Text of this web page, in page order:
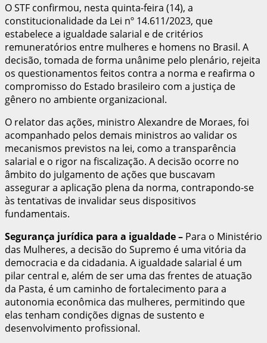
O STF confirmou, nesta quinta-feira (14), a
constitucionalidade da Lei nº 14.611/2023, que
estabelece a igualdade salarial e de critérios
remuneratórios entre mulheres e homens no Brasil. A
decisão, tomada de forma unânime pelo plenário, rejeita
os questionamentos feitos contra a norma e reafirma o
compromisso do Estado brasileiro com a justiça de
gênero no ambiente organizacional.
O relator das ações, ministro Alexandre de Moraes, foi
acompanhado pelos demais ministros ao validar os
mecanismos previstos na lei, como a transparência
salarial e o rigor na fiscalização. A decisão ocorre no
âmbito do julgamento de ações que buscavam
assegurar a aplicação plena da norma, contrapondo-se
às tentativas de invalidar seus dispositivos
fundamentais.
Segurança jurídica para a igualdade – Para o Ministério
das Mulheres, a decisão do Supremo é uma vitória da
democracia e da cidadania. A igualdade salarial é um
pilar central e, além de ser uma das frentes de atuação
da Pasta, é um caminho de fortalecimento para a
autonomia econômica das mulheres, permitindo que
elas tenham condições dignas de sustento e
desenvolvimento profissional.